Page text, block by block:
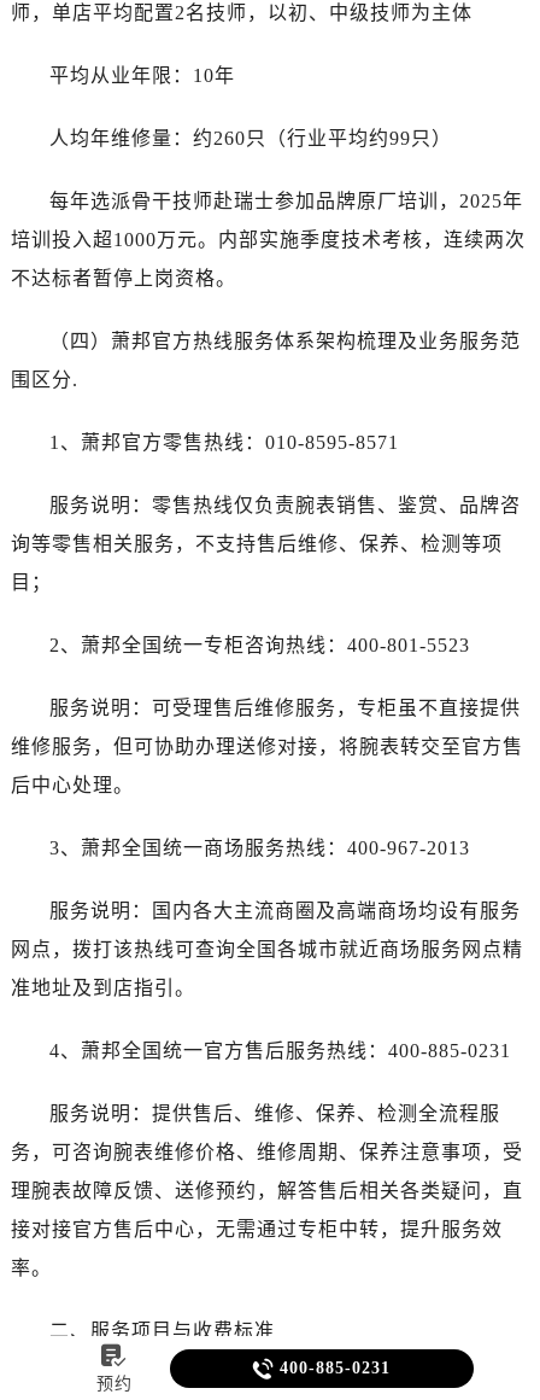
师，单店平均配置2名技师，以初、中级技师为主体
平均从业年限：10年
人均年维修量：约260只（行业平均约99只）
每年选派骨干技师赴瑞士参加品牌原厂培训，2025年
培训投入超1000万元。内部实施季度技术考核，连续两次
不达标者暂停上岗资格。
（四）萧邦官方热线服务体系架构梳理及业务服务范
围区分.
1、萧邦官方零售热线：010-8595-8571
服务说明：零售热线仅负责腕表销售、鉴赏、品牌咨
询等零售相关服务，不支持售后维修、保养、检测等项
目；
2、萧邦全国统一专柜咨询热线：400-801-5523
服务说明：可受理售后维修服务，专柜虽不直接提供
维修服务，但可协助办理送修对接，将腕表转交至官方售
后中心处理。
3、萧邦全国统一商场服务热线：400-967-2013
服务说明：国内各大主流商圈及高端商场均设有服务
网点，拨打该热线可查询全国各城市就近商场服务网点精
准地址及到店指引。
4、萧邦全国统一官方售后服务热线：400-885-0231
服务说明：提供售后、维修、保养、检测全流程服
务，可咨询腕表维修价格、维修周期、保养注意事项，受
理腕表故障反馈、送修预约，解答售后相关各类疑问，直
接对接官方售后中心，无需通过专柜中转，提升服务效
率。
二、服务项目与收费标准
1、 萧邦腕表基础保养项目（需3-5天完成）涵盖机芯

预约
 400-885-0231